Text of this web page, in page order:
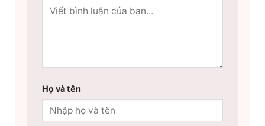
Họ và tên